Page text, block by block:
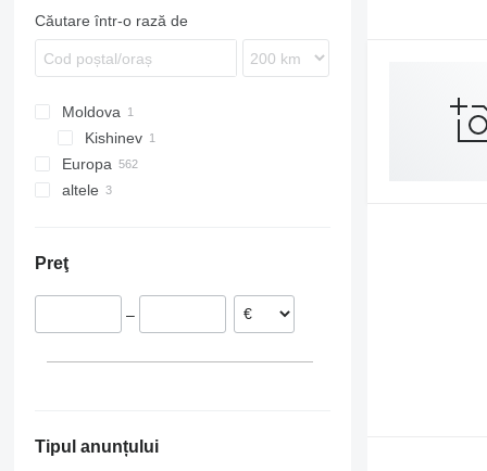
Căutare într-o rază de
Moldova
Kishinev
Europa
Franţa
Letonia
altele
Preţ
–
Tipul anunțului